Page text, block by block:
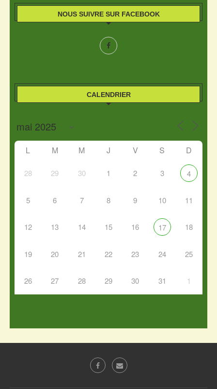
NOUS SUIVRE SUR FACEBOOK
CALENDRIER
L M M J V S D
28 29 30 1 2 3 4
5 6 7 8 9 10 11
12 13 14 15 16 17 18
19 20 21 22 23 24 25
26 27 28 29 30 31 1